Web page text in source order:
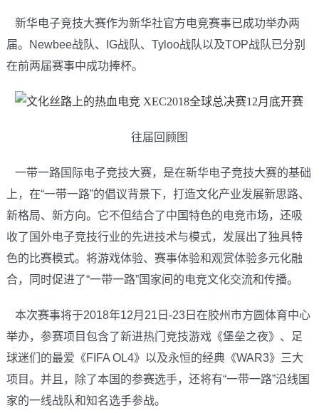
新华电子竞技大赛作为新华社官方电竞赛事已成功举办两
届。Newbee战队、IG战队、Tyloo战队以及TOP战队已分别
在前两届赛事中成功捧杯。
往届回顾图
一带一路国际电子竞技大赛，是在新华电子竞技大赛的基础
上，在“一带一路”的倡议背景下，打造文化产业发展新思路、
新格局、新方向。它不但结合了中国特色的电竞市场，还吸
收了国外电子竞技行业的先进技术与模式，发展出了独具特
色的比赛模式。将游戏体验、赛事体验和观赏体验多元化融
合，同时促进了“一带一路”国家间的电竞文化交流和传播。
本次赛事将于2018年12月21日-23日在胶州市方圆体育中心
举办，参赛项目包含了新进热门竞技游戏《堡垒之夜》、足
球迷们的最爱《FIFA OL4》以及永恒的经典《WAR3》三大
项目。并且，除了本国的参赛选手，还将有“一带一路”沿线国
家的一线战队和知名选手参战。